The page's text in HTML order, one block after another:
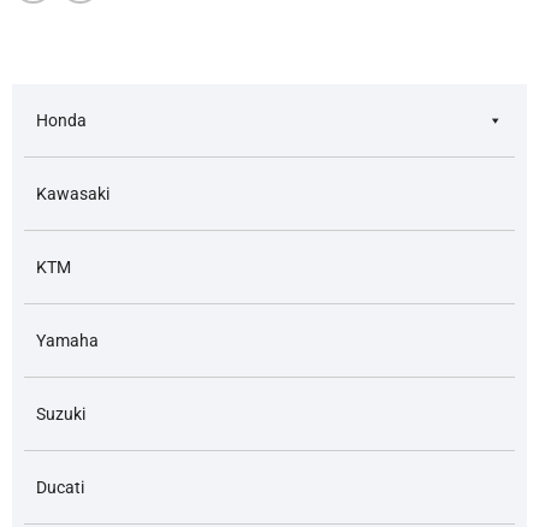
Honda
Kawasaki
KTM
Yamaha
Suzuki
Ducati